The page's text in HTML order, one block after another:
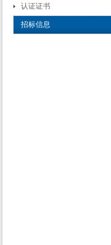
认证证书
招标信息